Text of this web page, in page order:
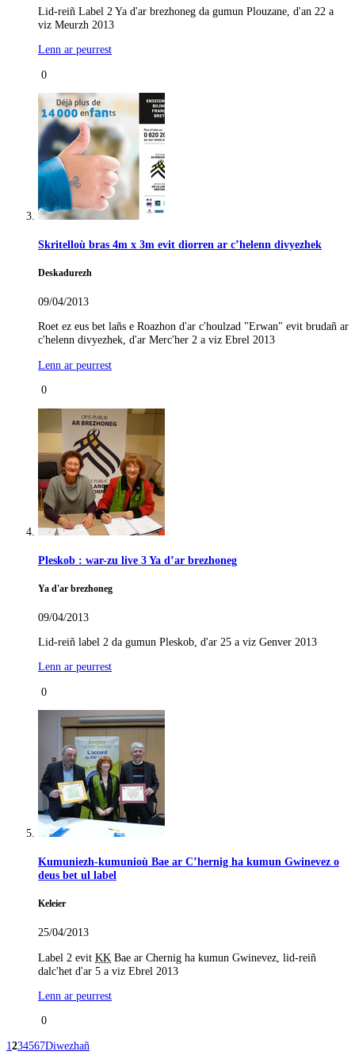
Lid-reiñ Label 2 Ya d'ar brezhoneg da gumun Plouzane, d'an 22 a
viz Meurzh 2013
Lenn ar peurrest
0
Skritelloù bras 4m x 3m evit diorren ar c’helenn divyezhek
Deskadurezh
09/04/2013
Roet ez eus bet lañs e Roazhon d'ar c'houlzad "Erwan" evit brudañ ar
c'helenn divyezhek, d'ar Merc'her 2 a viz Ebrel 2013
Lenn ar peurrest
0
Pleskob : war-zu live 3 Ya d’ar brezhoneg
Ya d'ar brezhoneg
09/04/2013
Lid-reiñ label 2 da gumun Pleskob, d'ar 25 a viz Genver 2013
Lenn ar peurrest
0
Kumuniezh-kumunioù Bae ar C’hernig ha kumun Gwinevez o
deus bet ul label
Keleier
25/04/2013
Label 2 evit KK Bae ar Chernig ha kumun Gwinevez, lid-reiñ
dalc'het d'ar 5 a viz Ebrel 2013
Lenn ar peurrest
0
1234567Diwezhañ